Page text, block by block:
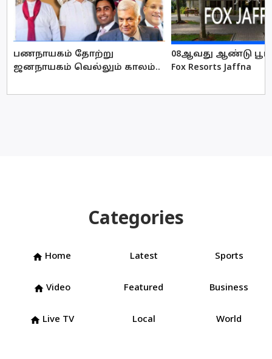
பணநாயகம் தோற்று
ஜனநாயகம் வெல்லும் காலம்..
08ஆவது ஆண்டு
Fox Resorts Jaffna
Categories
home Home Latest Sports
home Video Featured Business
home Live TV Local World